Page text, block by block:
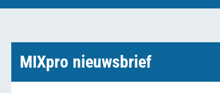
Marktcijfers
MIXpro nieuwsbrief